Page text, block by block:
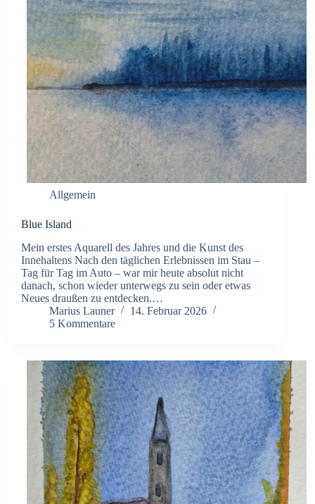
Allgemein
Blue Island
Mein erstes Aquarell des Jahres und die Kunst des
Innehaltens ​Nach den täglichen Erlebnissen im Stau –
Tag für Tag im Auto – war mir heute absolut nicht
danach, schon wieder unterwegs zu sein oder etwas
Neues draußen zu entdecken.…
Marius Launer
14. Februar 2026
5 Kommentare